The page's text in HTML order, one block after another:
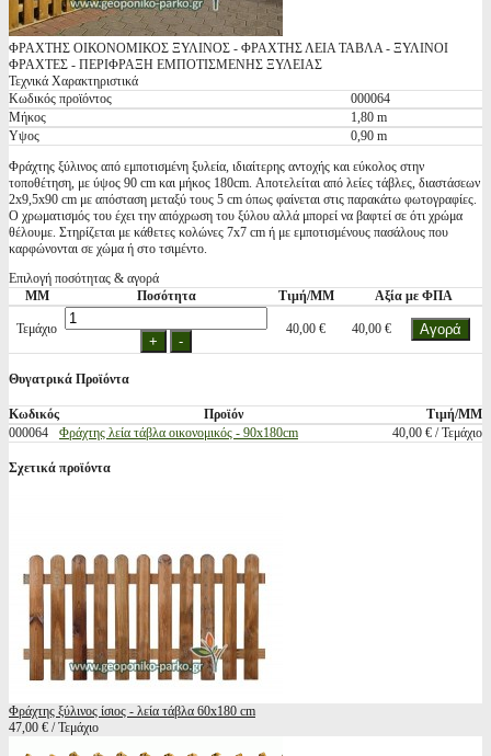
ΦΡΑΧΤΗΣ ΟΙΚΟΝΟΜΙΚΟΣ ΞΥΛΙΝΟΣ - ΦΡΑΧΤΗΣ ΛΕΙΑ ΤΑΒΛΑ - ΞΥΛΙΝΟΙ
ΦΡΑΧΤΕΣ - ΠΕΡΙΦΡΑΞΗ ΕΜΠΟΤΙΣΜΕΝΗΣ ΞΥΛΕΙΑΣ
Τεχνικά Χαρακτηριστικά
Κωδικός προϊόντος
000064
Μήκος
1,80 m
Υψος
0,90 m
Φράχτης ξύλινος από εμποτισμένη ξυλεία, ιδιαίτερης αντοχής και εύκολος στην
τοποθέτηση, με ύψος 90 cm και μήκος 180cm. Αποτελείται από λείες τάβλες, διαστάσεων
2x9,5x90 cm με απόσταση μεταξύ τους 5 cm όπως φαίνεται στις παρακάτω φωτογραφίες.
Ο χρωματισμός του έχει την απόχρωση του ξύλου αλλά μπορεί να βαφτεί σε ότι χρώμα
θέλουμε. Στηρίζεται με κάθετες κολώνες 7x7 cm ή με εμποτισμένους πασάλους που
καρφώνονται σε χώμα ή στο τσιμέντο.
Επιλογή ποσότητας & αγορά
ΜΜ
Ποσότητα Τιμή/ΜΜ Αξία με ΦΠΑ
Τεμάχιο 40,00 € 40,00 €
Θυγατρικά Προϊόντα
Κωδικός Προϊόν
Τιμή/ΜΜ
000064
Φράχτης λεία τάβλα οικονομικός - 90x180cm 40,00 € / Τεμάχιο
Σχετικά προϊόντα
Φράχτης ξύλινος ίσιος - λεία τάβλα 60x180 cm
47,00 € / Τεμάχιο